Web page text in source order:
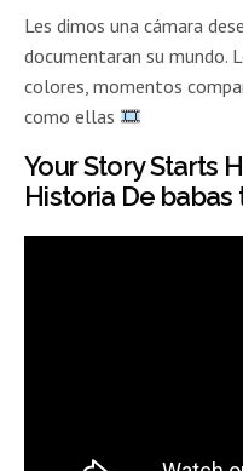
Les dimos una cámara
documentaran su mundo.
colores, momentos
como ellas
Your Story Starts
Historia De babas